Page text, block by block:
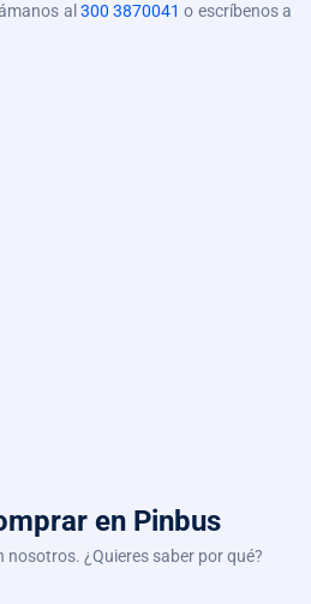
al 300 3870041 o escríbenos a
en Pinbus
nosotros. ¿Quieres saber por qué?